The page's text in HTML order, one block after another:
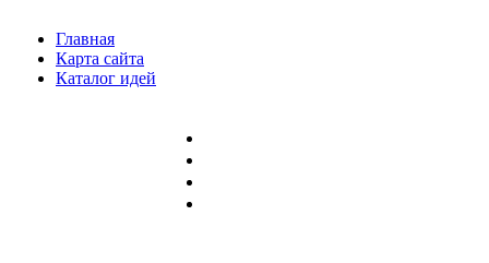
Главная
Карта сайта
Каталог идей